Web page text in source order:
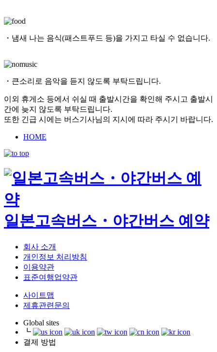
・냄새 나는 음식(패스트푸드 등)을 가지고 타실 수 없습니다.
・큰소리로 음악을 듣지 않도록 부탁드립니다.
이외 휴게소 등에서 쉬실 때 출발시간을 확인해 주시고 출발시
간에 늦지 않도록 부탁드립니다.
또한 긴급 시에는 버스기사님의 지시에 따라 주시기 바랍니다.
HOME
일본고속버스・야간버스 예약
회사 소개
개인정보 처리방침
이용약관
표준여행업약관
사이트맵
제휴관련문의
Global sites
┗
결제 방법